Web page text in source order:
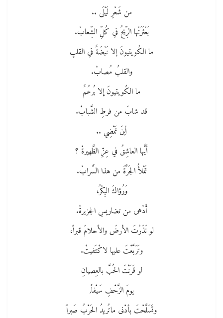
من شَعْرِ لَيْلَى ..
بَعْثَرَتْها الرِّيحُ في كُلِّ الشِّعابْ.
ما الكُويتيونَ إلا نَبْضَةٌ في القلبِ
والقلبُ مُصابْ.
ما الكُويتيونَ إلا بُرعُمٌ
قد شابَ من فرطِ الشَّبابْ.
أينَ تَمْضِي ..
أَيُّها العاشِقُ في عِزِّ الظَّهيرةْ ؟
تَمْلأُ الجَرَّةَ من هذا السَّرابْ.
وَرُؤاكَ البِكْرُ،
أَدْهى من تضاريسِ الجزيرةْ.
لو نَذَرْتَ الأرضَ والأحلامَ قبراً،
وتَرَبَّعْتَ عليها لاكْتَفيتْ.
لو قَرَنْتَ الحُبَّ بالعِصيانِ
يومَ الزَّحْفِ سَيْفاً,
وتَسَلَّحْتَ بأدْنى ماتُريدُ الحَرْبُ صَبراً